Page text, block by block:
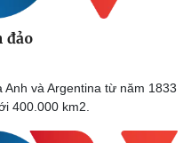
đảo
và Argentina từ năm 1833
400.000 km2.